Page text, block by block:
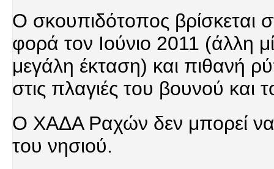
Ο σκουπιδότοπος βρίσκεται
φορά τον Ιούνιο 2011 (άλλη
μεγάλη έκταση) και πιθανή
στις πλαγιές του βουνού
Ο ΧΑΔΑ Ραχών δεν μπορεί να
του νησιού.